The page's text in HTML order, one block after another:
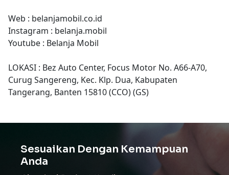
Web : belanjamobil.co.id
Instagram : belanja.mobil
Youtube : Belanja Mobil
LOKASI : Bez Auto Center, Focus Motor No. A66-A70,
Curug Sangereng, Kec. Klp. Dua, Kabupaten
Tangerang, Banten 15810 (CCO) (GS)
Sesuaikan Dengan Kemampuan
Anda